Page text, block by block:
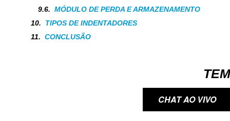
MÓDULO DE PERDA E ARMAZENAMENTO
TIPOS DE INDENTADORES
CONCLUSÃO
CHAT AO VIVO